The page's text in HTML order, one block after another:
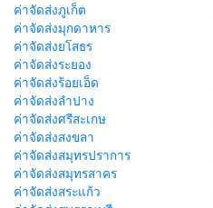
ค่าจัดส่งภูเก็ต
ค่าจัดส่งมุกดาหาร
ค่าจัดส่งยโสธร
ค่าจัดส่งระยอง
ค่าจัดส่งร้อยเอ็ด
ค่าจัดส่งลำปาง
ค่าจัดส่งศรีสะเกษ
ค่าจัดส่งสงขลา
ค่าจัดส่งสมุทรปราการ
ค่าจัดส่งสมุทรสาคร
ค่าจัดส่งสระแก้ว